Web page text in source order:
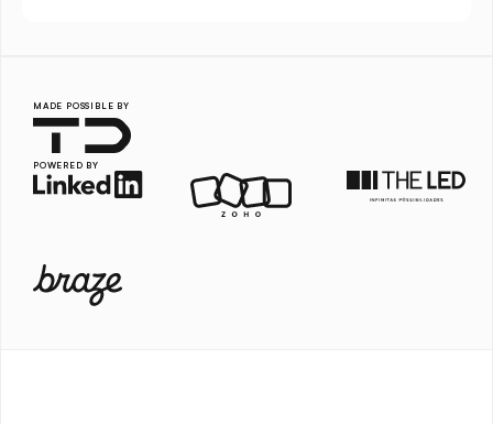
MADE POSSIBLE BY
POWERED BY